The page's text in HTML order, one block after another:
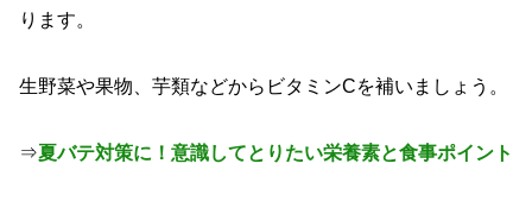
ります。
生野菜や果物、芋類などからビタミンCを補いましょう。
⇒夏バテ対策に！意識してとりたい栄養素と食事ポイント